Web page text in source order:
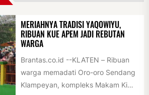
MERIAHNYA TRADISI YAQOWIYU,
RIBUAN KUE APEM JADI REBUTAN
WARGA
Brantas.co.id --KLATEN – Ribuan
warga memadati Oro-oro Sendang
Klampeyan, kompleks Makam Ki